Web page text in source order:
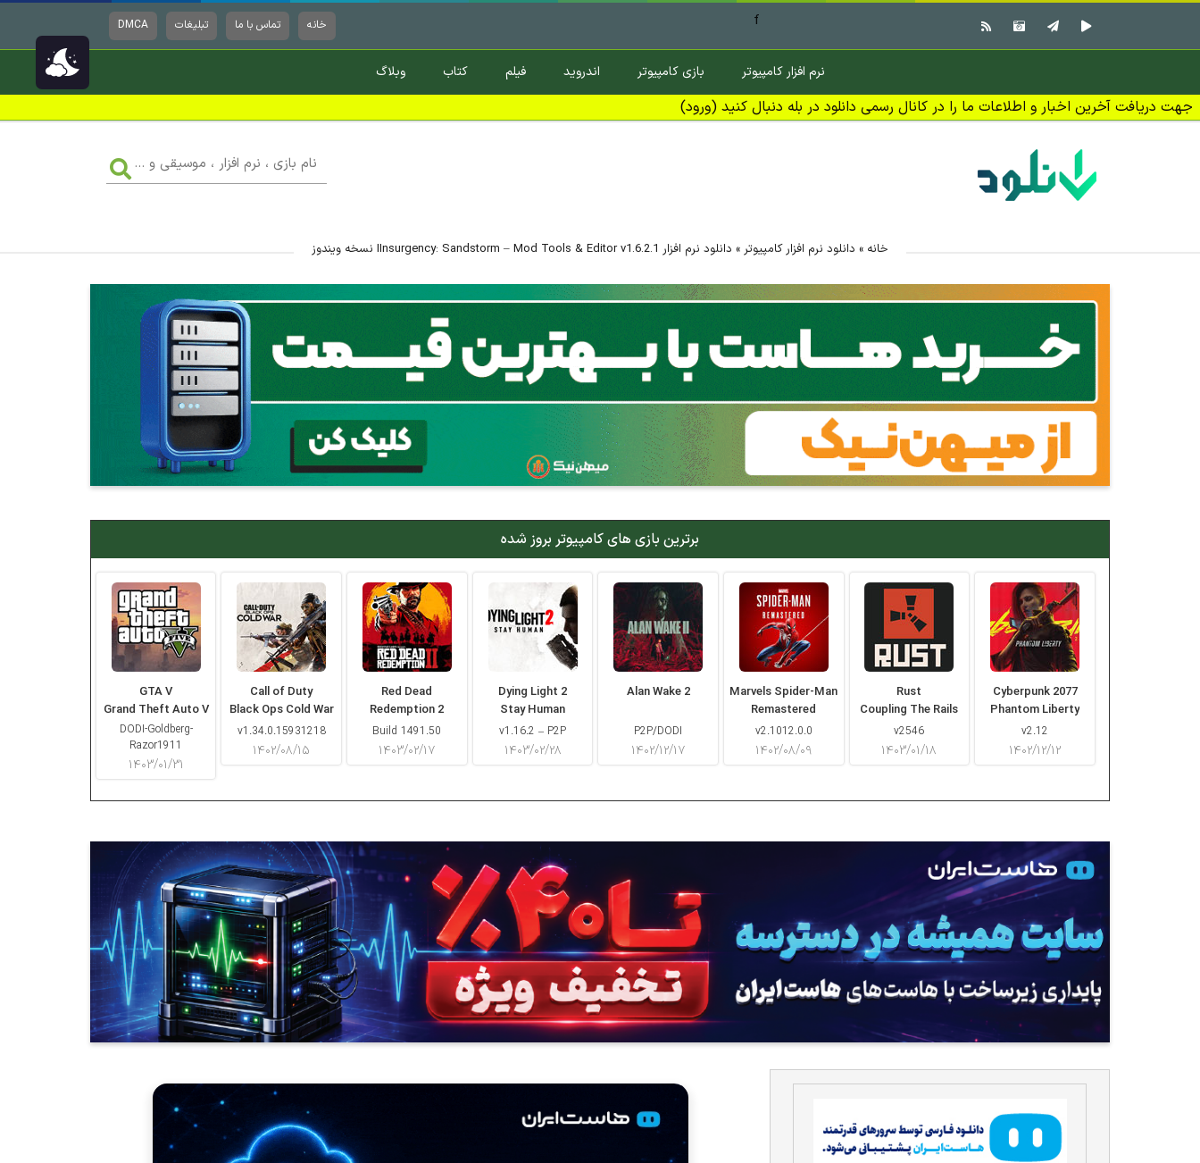
خانه تماس با ما تبلیغات DMCA f
نرم افزار کامپیوتر بازی کامپیوتر اندروید فیلم کتاب وبلاگ
جهت دریافت آخرین اخبار و اطلاعات ما را در کانال رسمی دانلود در بله دنبال کنید (ورود)
بازی
،
موسیقی
خانه » دانلود نرم افزار کامپیوتر » دانلود نرم افزار IInsurgency: Sandstorm – Mod Tools & Editor v1.6.2.1 نسخه ویندوز
برترین بازی های کامپیوتر بروز شده
GTA V
Grand Theft Auto V
DODI-Goldberg-
Razor1911
۱۴۰۳/۰۱/۳۱
Call of Duty
Black Ops Cold War
v1.34.0.15931218
۱۴۰۲/۰۸/۱۵
Red Dead
Redemption 2
Build 1491.50
۱۴۰۳/۰۲/۱۷
Dying Light 2
Stay Human
v1.16.2 – P2P
۱۴۰۳/۰۲/۲۸
Alan Wake 2
P2P/DODI
۱۴۰۲/۱۲/۱۷
Marvels Spider-Man
Remastered
v2.1012.0.0
۱۴۰۲/۰۸/۰۹
Rust
Coupling The Rails
v2546
۱۴۰۳/۰۱/۱۸
Cyberpunk 2077
Phantom Liberty
v2.12
۱۴۰۲/۱۲/۱۲